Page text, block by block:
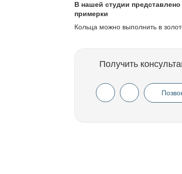
В нашей студии
примерки
Кольца можно выполнить в
Получить